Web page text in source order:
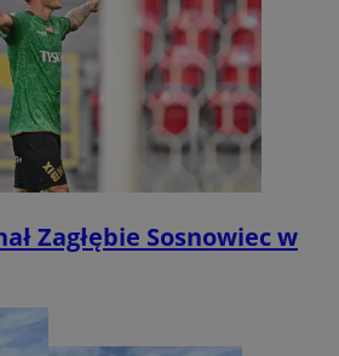
Zagłębie Sosnowiec w